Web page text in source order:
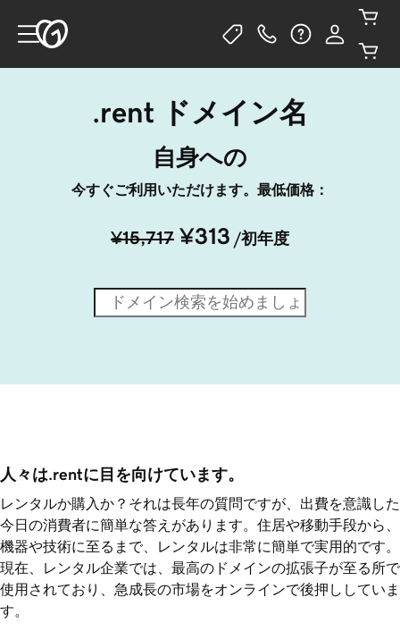
.rent ドメイン名
自身への
今すぐご利用いただけます。最低価格：
¥15,717 ¥313 /初年度
人々は.rentに目を向けています。
レンタルか購入か？それは長年の質問ですが、出費を意識した
今日の消費者に簡単な答えがあります。住居や移動手段から、
機器や技術に至るまで、レンタルは非常に簡単で実用的です。
現在、レンタル企業では、最高のドメインの拡張子が至る所で
使用されており、急成長の市場をオンラインで後押ししていま
す。